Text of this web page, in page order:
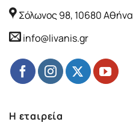
Σόλωνος 98, 10680 Αθήνα
info@livanis.gr
Η εταιρεία